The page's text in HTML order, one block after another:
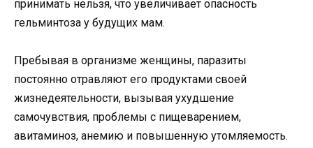
принимать нельзя, что увеличивает опасность
гельминтоза у будущих мам.
Пребывая в организме женщины, паразиты
постоянно отравляют его продуктами своей
жизнедеятельности, вызывая ухудшение
самочувствия, проблемы с пищеварением,
авитаминоз, анемию и повышенную утомляемость.